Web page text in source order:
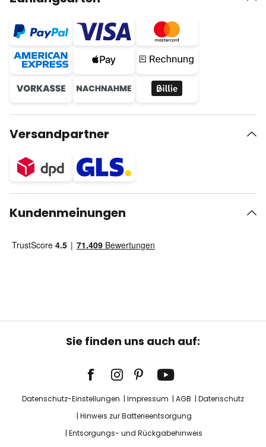
Versandpartner
Kundenmeinungen
Sie finden uns auch auf:
Datenschutz-Einstellungen Impressum AGB
Datenschutz
Hinweis zur Batterieentsorgung
Entsorgungs- und Rückgabehinweis